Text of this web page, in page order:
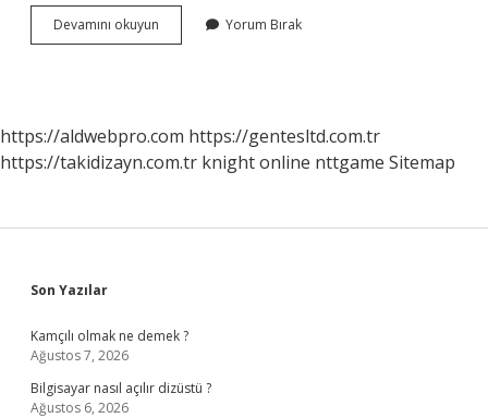
Devamını okuyun
Pat
Yorum Bırak
https://aldwebpro.com https://gentesltd.com.tr
https://takidizayn.com.tr knight online nttgame Sitemap
Sidebar
Son Yazılar
Kamçılı olmak ne demek ?
Ağustos 7, 2026
Bilgisayar nasıl açılır dizüstü ?
Ağustos 6, 2026